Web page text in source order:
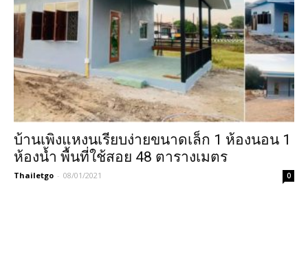
บ้านเพิงแหงนเรียบง่ายขนาดเล็ก 1 ห้องนอน 1
ห้องน้ำ พื้นที่ใช้สอย 48 ตารางเมตร
Thailetgo - 08/01/2021 0